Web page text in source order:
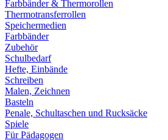
Farbbänder & Thermorollen
Thermotransferrollen
Speichermedien
Farbbänder
Zubehör
Schulbedarf
Hefte, Einbände
Schreiben
Malen, Zeichnen
Basteln
Penale, Schultaschen und Rucksäcke
Spiele
Für Pädagogen